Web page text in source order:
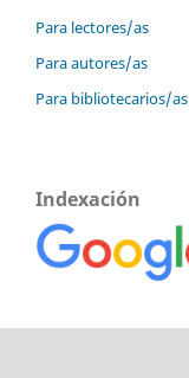
Para lectores/as
Para autores/as
Para bibliotecarios/as
Indexación